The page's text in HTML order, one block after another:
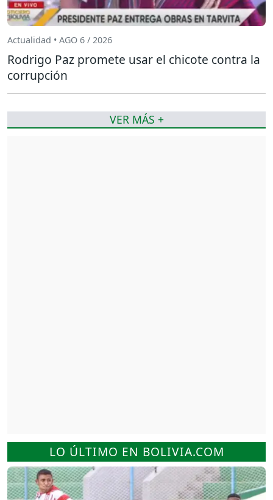
LO ÚLTIMO EN BOLIVIA.COM
Actualidad • AGO 6 / 2026
Rodrigo Paz promete usar el chicote contra la
corrupción
VER MÁS +